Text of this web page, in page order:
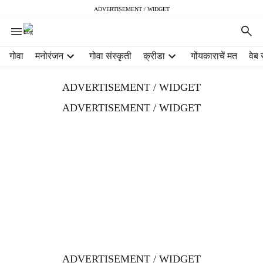
ADVERTISEMENT / WIDGET
गोवा मनोरंजन गोवा संस्कृती क्रीडा गोंयकाराचें मत वेब
ADVERTISEMENT / WIDGET
ADVERTISEMENT / WIDGET
ADVERTISEMENT / WIDGET